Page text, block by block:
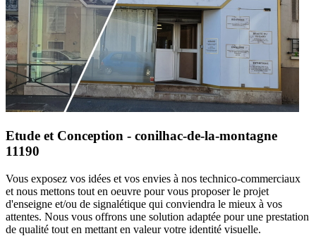
Etude et Conception - conilhac-de-la-montagne
11190
Vous exposez vos idées et vos envies à nos technico-commerciaux
et nous mettons tout en oeuvre pour vous proposer le projet
d'enseigne et/ou de signalétique qui conviendra le mieux à vos
attentes. Nous vous offrons une solution adaptée pour une prestation
de qualité tout en mettant en valeur votre identité visuelle.